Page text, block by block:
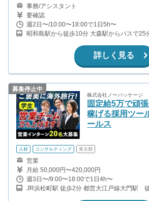
事務/アシスタント
要確認
週2日〜/10:00〜18:00で1日5h〜
昭和島駅から徒歩10分 大森駅からバスで25
詳しく見る
募集停止中
株式会社ノーパッケージ
固定給5万で頑
稼げる採用ツー
ールス
人材 コンサルティング 東京都
営業
月給 50,000円〜420,000円
週3日〜/9:00〜18:00で1日4h〜
JR浜松町駅 徒歩2分 都営大江戸線大門駅